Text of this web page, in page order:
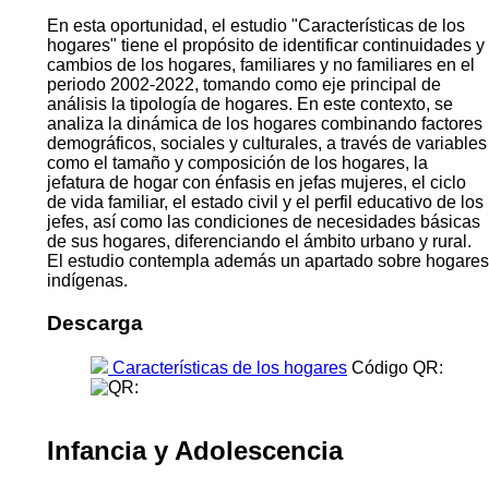
En esta oportunidad, el estudio "Características de los
hogares" tiene el propósito de identificar continuidades y
cambios de los hogares, familiares y no familiares en el
periodo 2002-2022, tomando como eje principal de
análisis la tipología de hogares. En este contexto, se
analiza la dinámica de los hogares combinando factores
demográficos, sociales y culturales, a través de variables
como el tamaño y composición de los hogares, la
jefatura de hogar con énfasis en jefas mujeres, el ciclo
de vida familiar, el estado civil y el perfil educativo de los
jefes, así como las condiciones de necesidades básicas
de sus hogares, diferenciando el ámbito urbano y rural.
El estudio contempla además un apartado sobre hogares
indígenas.
Descarga
Características de los hogares Código QR:
Infancia y Adolescencia